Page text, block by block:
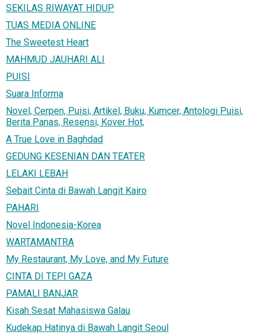
SEKILAS RIWAYAT HIDUP
TUAS MEDIA ONLINE
The Sweetest Heart
MAHMUD JAUHARI ALI
PUISI
Suara Informa
Novel, Cerpen, Puisi, Artikel, Buku, Kumcer, Antologi Puisi,
Berita Panas, Resensi, Kover Hot,
A True Love in Baghdad
GEDUNG KESENIAN DAN TEATER
LELAKI LEBAH
Sebait Cinta di Bawah Langit Kairo
PAHARI
Novel Indonesia-Korea
WARTAMANTRA
My Restaurant, My Love, and My Future
CINTA DI TEPI GAZA
PAMALI BANJAR
Kisah Sesat Mahasiswa Galau
Kudekap Hatinya di Bawah Langit Seoul